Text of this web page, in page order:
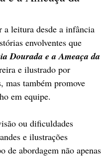
a leitura desde a infância
envolventes que
Dourada e a Ameaça da
e ilustrado por
mas também promove
em equipe.
ou dificuldades
e ilustrações
de abordagem não apenas